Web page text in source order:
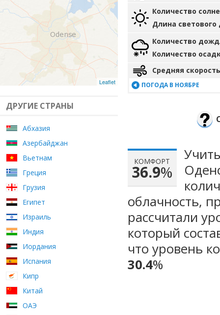
Leaflet
ДРУГИЕ СТРАНЫ
Абхазия
Азербайджан
Вьетнам
Греция
Грузия
Египет
Израиль
Индия
Иордания
Испания
Кипр
Китай
ОАЭ
Количество
Длина светового
Количество
Количество
Средняя
ПОГОДА В НОЯБРЕ
КОМФОРТ
36.9%
облачность,
рассчитали
который
что уровень
30.4%